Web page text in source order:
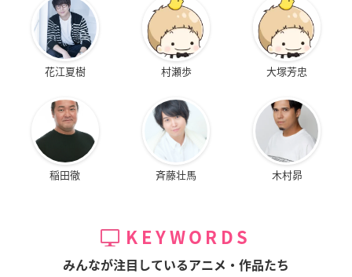
花江夏樹 村瀬歩 大塚芳忠
稲田徹 斉藤壮馬 木村昴
KEYWORDS
みんなが注目しているアニメ・作品たち